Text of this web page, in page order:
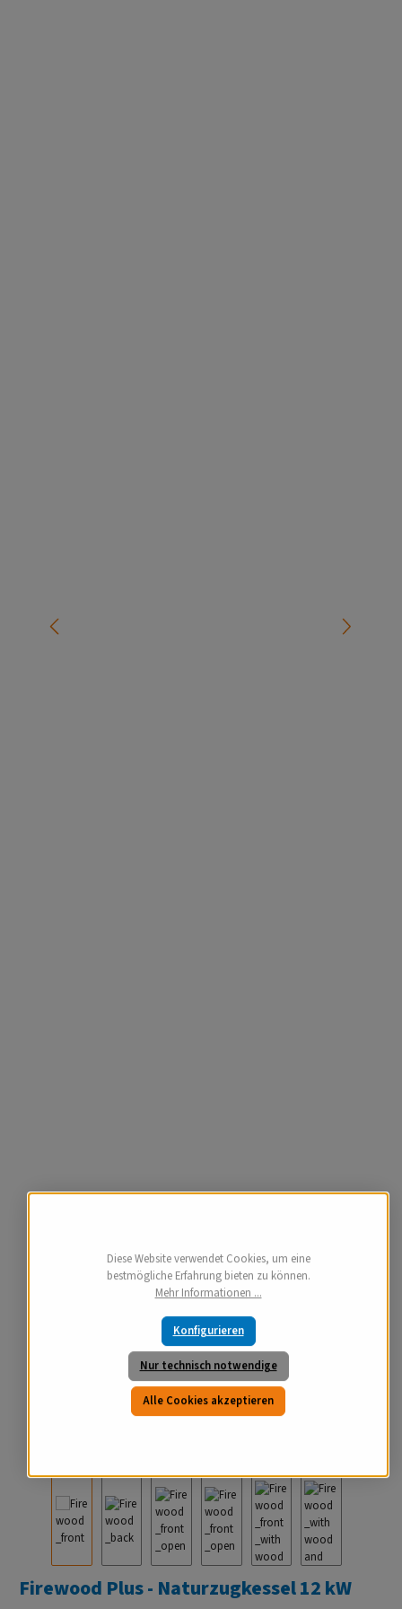
Firewood Plus - Naturzugkessel 12 kW
Diese Website verwendet Cookies, um eine
bestmögliche Erfahrung bieten zu können.
Mehr Informationen ...
Nur technisch notwendige
Konfigurieren
Alle Cookies akzeptieren